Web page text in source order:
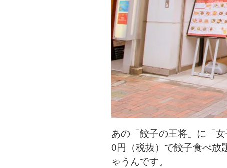
あの「餃子の王将」に「
0円（税抜）で餃子食べ放
ゃうんです。